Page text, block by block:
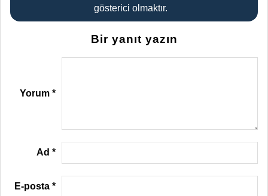
gösterici olmaktır.
Bir yanıt yazın
Yorum*
Ad*
E-posta*